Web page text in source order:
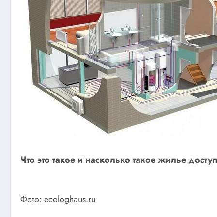
Что это такое и насколько такое жилье
Фото: ecologhaus.ru